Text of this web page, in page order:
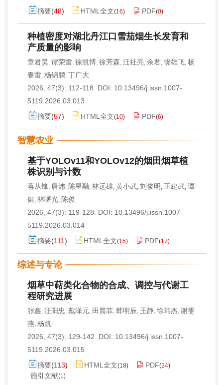
摘要(48) HTML全文(16) PDF(0)
种植密度对湖北丹江口雪茄烟生长发育和
产质量的影响
章君昊, 谭荣雷, 徐凯博, 徐芳森, 汪社亮, 余君, 饶雄飞, 杨
春雷, 杨锦鹏, 丁广大
2026, 47(3): 112-118.
DOI: 10.13496/j.issn.1007-
5119.2026.03.013
摘要(57) HTML全文(10) PDF(6)
智慧农业
基于YOLOv11和YOLOv12的烟田烟草植
株识别与计数
蒋从锋, 唐炜, 陈星融, 林远雄, 黄小武, 刘俊明 , 王建武, 谭
健, 林曙光, 陈俊
2026, 47(3): 119-128.
DOI: 10.13496/j.issn.1007-
5119.2026.03.014
摘要(111) HTML全文(15) PDF(17)
综述与专论
烟草中萜类化合物的合成、调控与代谢工
程研究进展
张鑫, 汪阳忠 , 戴泽元, 田晨菲, 韩明辰, 王静, 徐玮杰, 谢雯
燕, 杨凯
2026, 47(3): 129-142.
DOI: 10.13496/j.issn.1007-
5119.2026.03.015
摘要(113) HTML全文(18) PDF(24)
施引文献(1)